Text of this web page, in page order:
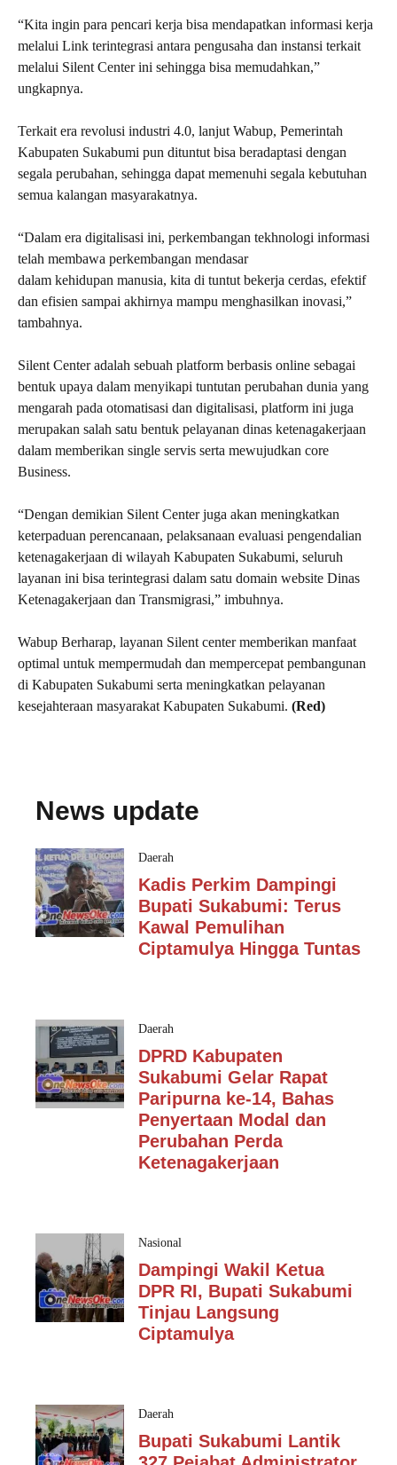
“Kita ingin para pencari kerja bisa mendapatkan informasi kerja
melalui Link terintegrasi antara pengusaha dan instansi terkait
melalui Silent Center ini sehingga bisa memudahkan,”
ungkapnya.
Terkait era revolusi industri 4.0, lanjut Wabup, Pemerintah
Kabupaten Sukabumi pun dituntut bisa beradaptasi dengan
segala perubahan, sehingga dapat memenuhi segala kebutuhan
semua kalangan masyarakatnya.
“Dalam era digitalisasi ini, perkembangan tekhnologi informasi
telah membawa perkembangan mendasar
dalam kehidupan manusia, kita di tuntut bekerja cerdas, efektif
dan efisien sampai akhirnya mampu menghasilkan inovasi,”
tambahnya.
Silent Center adalah sebuah platform berbasis online sebagai
bentuk upaya dalam menyikapi tuntutan perubahan dunia yang
mengarah pada otomatisasi dan digitalisasi, platform ini juga
merupakan salah satu bentuk pelayanan dinas ketenagakerjaan
dalam memberikan single servis serta mewujudkan core
Business.
“Dengan demikian Silent Center juga akan meningkatkan
keterpaduan perencanaan, pelaksanaan evaluasi pengendalian
ketenagakerjaan di wilayah Kabupaten Sukabumi, seluruh
layanan ini bisa terintegrasi dalam satu domain website Dinas
Ketenagakerjaan dan Transmigrasi,” imbuhnya.
Wabup Berharap, layanan Silent center memberikan manfaat
optimal untuk mempermudah dan mempercepat pembangunan
di Kabupaten Sukabumi serta meningkatkan pelayanan
kesejahteraan masyarakat Kabupaten Sukabumi. (Red)
News update
Daerah
Kadis Perkim Dampingi
Bupati Sukabumi: Terus
Kawal Pemulihan
Ciptamulya Hingga Tuntas
Daerah
DPRD Kabupaten
Sukabumi Gelar Rapat
Paripurna ke-14, Bahas
Penyertaan Modal dan
Perubahan Perda
Ketenagakerjaan
Nasional
Dampingi Wakil Ketua
DPR RI, Bupati Sukabumi
Tinjau Langsung
Ciptamulya
Daerah
Bupati Sukabumi Lantik